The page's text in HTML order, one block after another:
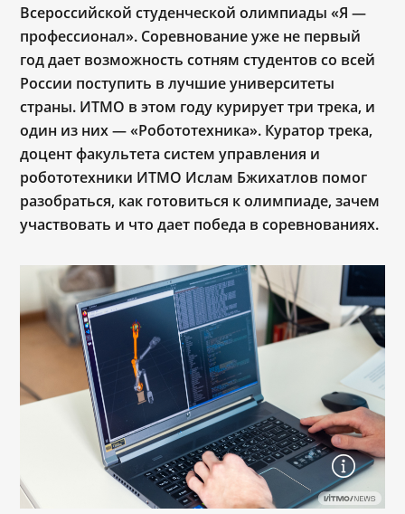
Всероссийской студенческой олимпиады «Я ―
профессионал». Соревнование уже не первый
год дает возможность сотням студентов со всей
России поступить в лучшие университеты
страны. ИТМО в этом году курирует три трека, и
один из них ― «Робототехника». Куратор трека,
доцент факультета систем управления и
робототехники ИТМО Ислам Бжихатлов помог
разобраться, как готовиться к олимпиаде, зачем
участвовать и что дает победа в соревнованиях.